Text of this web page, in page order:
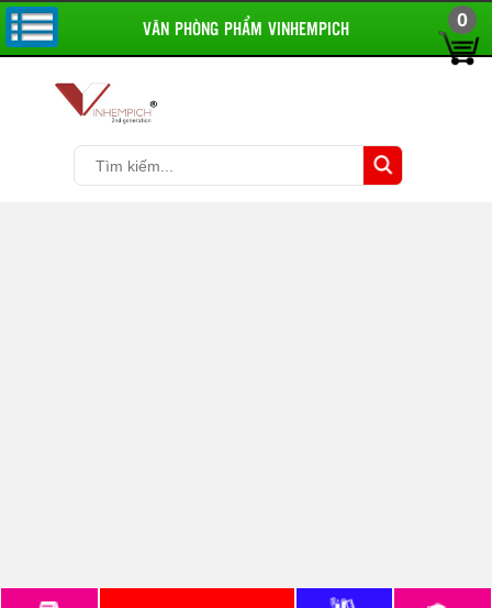
VĂN PHÒNG PHẨM VINHEMPICH 0